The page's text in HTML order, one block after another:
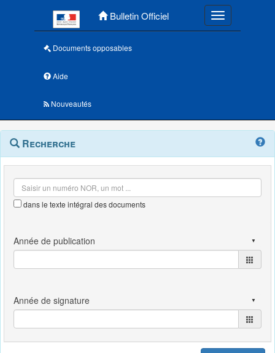
Bulletin Officiel Toggle
Documents opposables
Aide
Nouveautés
Navigation
outils
Menu
contextuel
Recherche
dans le texte intégral des documents